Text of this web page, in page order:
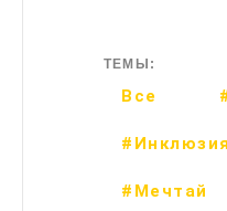
ТЕМЫ:
Все
#Инклюзия
#Мечтай